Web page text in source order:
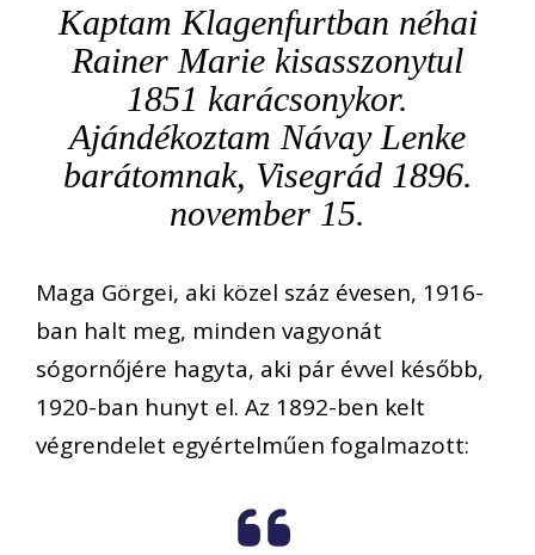
Kaptam Klagenfurtban néhai
Rainer Marie kisasszonytul
1851 karácsonykor.
Ajándékoztam Návay Lenke
barátomnak, Visegrád 1896.
november 15.
Maga Görgei, aki közel száz évesen, 1916-
ban halt meg, minden vagyonát
sógornőjére hagyta, aki pár évvel később,
1920-ban hunyt el. Az 1892-ben kelt
végrendelet egyértelműen fogalmazott: